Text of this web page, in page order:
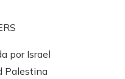
por Israel
Palestina